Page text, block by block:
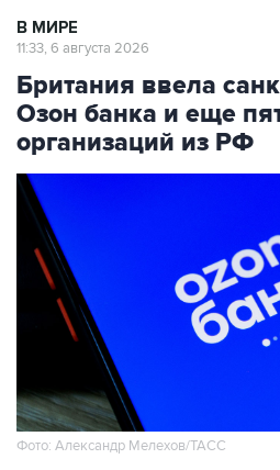
В МИРЕ
11:33, 6 августа 2026
Британия ввела
Озон банка и еще
организаций из РФ
Фото: Александр Мелехов/ТАСС